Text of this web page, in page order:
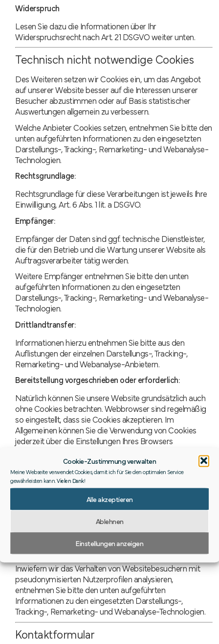
Cookie-Zustimmung verwalten
Meine Webseite verwendet Cookies, damit ich für Sie den optimalen Service
gewährleisten kann. Vielen Dank!
Alle akzeptieren
Ablehnen
Einstellungen anzeigen
Widerspruch
Lesen Sie dazu die Informationen über Ihr
Widerspruchsrecht nach Art. 21 DSGVO weiter unten.
Technisch nicht notwendige Cookies
Des Weiteren setzen wir Cookies ein, um das Angebot
auf unserer Website besser auf die Interessen unserer
Besucher abzustimmen oder auf Basis statistischer
Auswertungen allgemein zu verbessern.
Welche Anbieter Cookies setzen, entnehmen Sie bitte den
unten aufgeführten Informationen zu den eingesetzten
Darstellungs-, Tracking-, Remarketing- und Webanalyse-
Technologien.
Rechtsgrundlage:
Rechtsgrundlage für diese Verarbeitungen ist jeweils Ihre
Einwilligung, Art. 6 Abs. 1 lit. a DSGVO.
Empfänger:
Empfänger der Daten sind ggf. technische Dienstleister,
die für den Betrieb und die Wartung unserer Website als
Auftragsverarbeiter tätig werden.
Weitere Empfänger entnehmen Sie bitte den unten
aufgeführten Informationen zu den eingesetzten
Darstellungs-, Tracking-, Remarketing- und Webanalyse-
Technologien.
Drittlandtransfer:
Informationen hierzu entnehmen Sie bitte aus den
Auflistungen der einzelnen Darstellungs-, Tracking-,
Remarketing- und Webanalyse-Anbietern.
Bereitstellung vorgeschrieben oder erforderlich:
Natürlich können Sie unsere Website grundsätzlich auch
ohne Cookies betrachten. Webbrowser sind regelmäßig
so eingestellt, dass sie Cookies akzeptieren. Im
Allgemeinen können Sie die Verwendung von Cookies
jederzeit über die Einstellungen Ihres Browsers
Bitte beachten Sie, dass einzelne Funktionen unserer
Website möglicherweise nicht funktionieren, wenn Sie die
Verwendung von Cookies deaktiviert haben.
Widerruf der Einwilligung:
Sie können Ihre Einwilligung jederzeit über unser Cookie-
Consent-Tool widerrufen.
Inwiefern wir das Verhalten von Websitebesuchern mit
pseudonymisierten Nutzerprofilen analysieren,
entnehmen Sie bitte den unten aufgeführten
Informationen zu den eingesetzten Darstellungs-,
Tracking-, Remarketing- und Webanalyse-Technologien.
Kontaktformular